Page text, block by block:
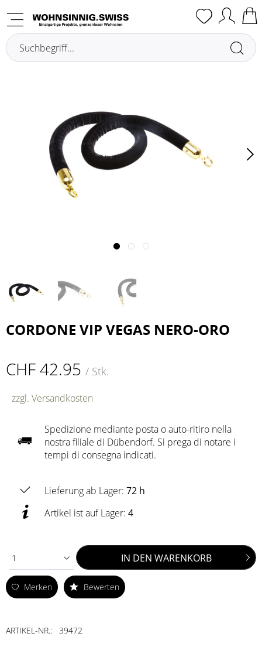
Übersicht
CORDONE VIP VEGAS NERO-ORO
CHF 42.95 / Stk.
zzgl. Versandkosten
Spedizione mediante posta o auto-ritiro nella
nostra filiale di Dübendorf. Si prega di notare i
tempi di consegna indicati.
Lieferung ab Lager: 72 h
Artikel ist auf Lager: 4
1 IN DEN WARENKORB
Merken Bewerten
ARTIKEL-NR.: 39472